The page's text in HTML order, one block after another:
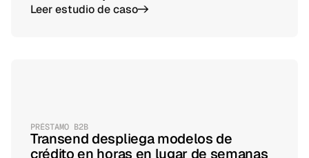
Leer estudio de caso->
PRÉSTAMO B2B
Transend despliega modelos de
crédito en horas en lugar de semanas